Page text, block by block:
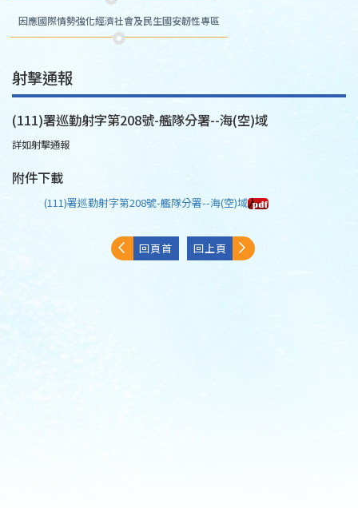
因應國際情勢強化經濟社會及民生國安韌性專區
射擊通報
(111)署巡勤射字第208號-艦隊分署--海(空)域
詳如射擊通報
附件下載
(111)署巡勤射字第208號-艦隊分署--海(空)域
回頁首 回上頁